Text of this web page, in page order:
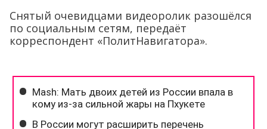
Снятый очевидцами видеоролик разошёлся
по социальным сетям, передаёт
корреспондент «ПолитНавигатора».